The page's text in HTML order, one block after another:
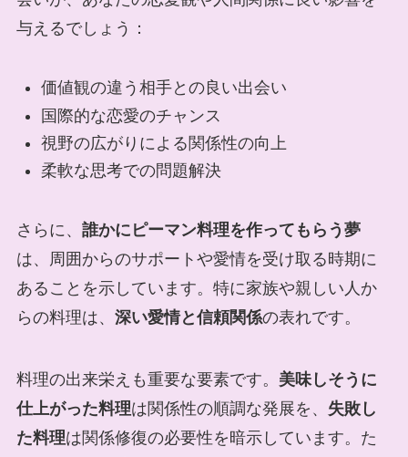
与えるでしょう：
価値観の違う相手との良い出会い
国際的な恋愛のチャンス
視野の広がりによる関係性の向上
柔軟な思考での問題解決
さらに、 誰かにピーマン料理を作ってもらう夢
は、周囲からのサポートや愛情を受け取る時期に
あることを示しています。特に家族や親しい人か
らの料理は、 深い愛情と信頼関係の表れです。
料理の出来栄えも重要な要素です。 美味しそうに
仕上がった料理は関係性の順調な発展を、 失敗し
た料理は関係修復の必要性を暗示しています。た